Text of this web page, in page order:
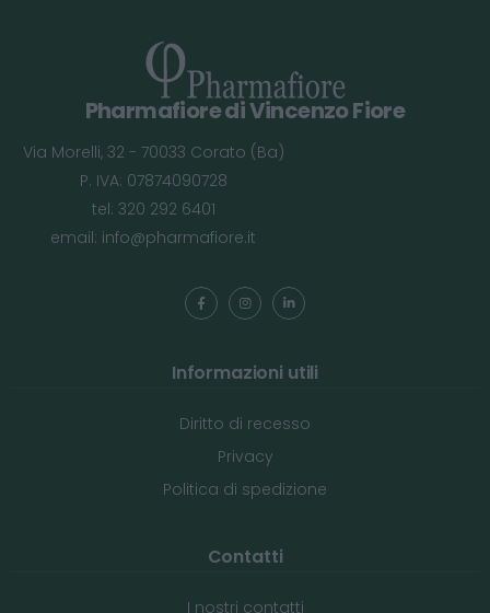
Pharmafiore di Vincenzo Fiore
Via Morelli, 32 - 70033 Corato (Ba)
P. IVA: 07874090728
tel: 320 292 6401
email: info@pharmafiore.it
Informazioni utili
Diritto di recesso
Privacy
Politica di spedizione
Contatti
I nostri contatti